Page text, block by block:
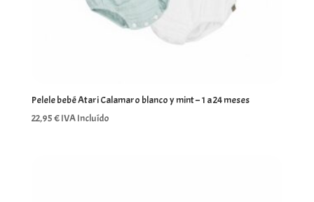
Pelele bebé Atari Calamaro blanco y mint – 1 a 24 meses
22,95€IVA Incluído